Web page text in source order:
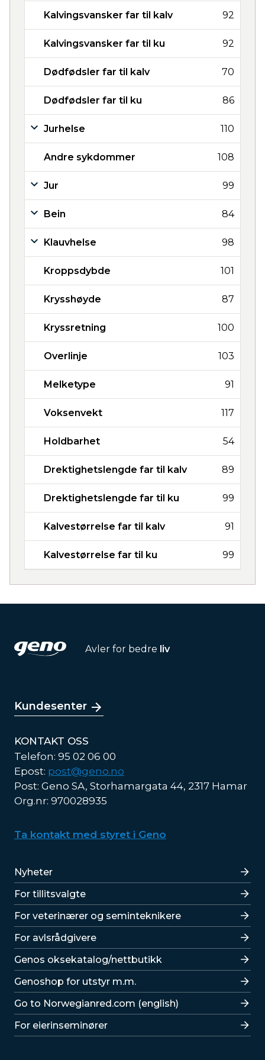
Kalvingsvansker far til kalv 92
Kalvingsvansker far til ku 92
Dødfødsler far til kalv 70
Dødfødsler far til ku 86
Jurhelse 110
Andre sykdommer 108
Jur 99
Bein 84
Klauvhelse 98
Kroppsdybde 101
Krysshøyde 87
Kryssretning 100
Overlinje 103
Melketype 91
Voksenvekt 117
Holdbarhet 54
Drektighetslengde far til kalv 89
Drektighetslengde far til ku 99
Kalvestørrelse far til kalv 91
Kalvestørrelse far til ku 99
Avler for bedre liv
Kundesenter
KONTAKT OSS
Telefon: 95 02 06 00
Epost: post@geno.no
Post: Geno SA, Storhamargata 44, 2317 Hamar
Org.nr: 970028935
Ta kontakt med styret i Geno
Lenker
Nyheter
For tillitsvalgte
For veterinærer og seminteknikere
For avlsrådgivere
Lenker
Genos oksekatalog/nettbutikk
Genoshop for utstyr m.m.
Go to Norwegianred.com (english)
For eierinseminører